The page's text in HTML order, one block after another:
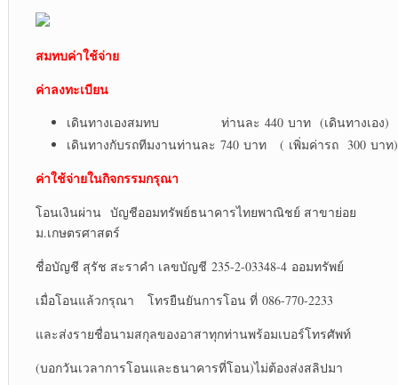
สมทบค่าใช้จ่าย
ค่าลงทะเบียน
เดินทางเองสมทบ ท่านละ 440 บาท (เดินทางเอง)
เดินทางกับรถทีมงานท่านละ 740 บาท ( เพิ่มค่ารถ 300 บาท)
ค่าใช้จ่ายในกิจกรรมกรุณา
โอนเงินผ่าน บัญชีออมทรัพย์ธนาคารไทยพาณิชย์ สาขาย่อย
ม.เกษตรศาสตร์
ชื่อบัญชี สุรัช สะราคำ เลขบัญชี 235-2-03348-4 ออมทรัพย์
เมื่อโอนแล้วกรุณา โทรยืนยันการโอน ที่ 086-770-2233
และส่งรายชื่อนามสกุลของอาสาทุกท่านพร้อมเบอร์โทรศัพท์
(บอกวันเวลาการโอนและธนาคารที่โอน)ไม่ต้องส่งสลิปมา